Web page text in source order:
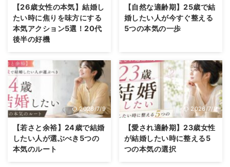
【26歳女性の本気】結婚し
たい時に焦りを味方にする
本気アクション5選！20代
後半の好機
【自然な適齢期】25歳で結
婚したい人が今すぐ整える
5つの本気の一歩
2026/7/9
【若さと余裕】24歳で結婚
したい人が選ぶべき5つの
本気のルート
2026/7/9
【愛され適齢期】23歳女性
が結婚したい時に整える5
つの本気の選択